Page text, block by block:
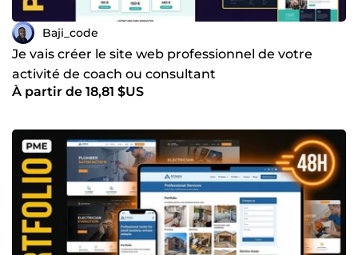
Baji_code
Je vais créer le site web professionnel de votre
activité de coach ou consultant
À partir de 18,81 $US